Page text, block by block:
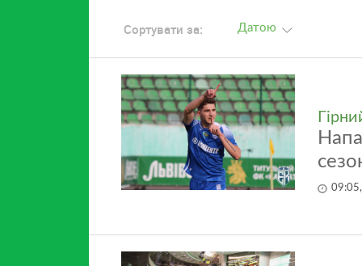
Сортувати за: Датою